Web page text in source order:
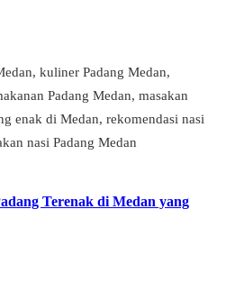
Terenak di Medan yang